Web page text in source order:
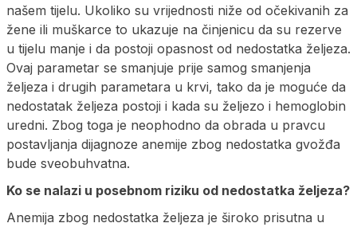
našem tijelu. Ukoliko su vrijednosti niže od očekivanih za
žene ili muškarce to ukazuje na činjenicu da su rezerve
u tijelu manje i da postoji opasnost od nedostatka željeza.
Ovaj parametar se smanjuje prije samog smanjenja
željeza i drugih parametara u krvi, tako da je moguće da
nedostatak željeza postoji i kada su željezo i hemoglobin
uredni. Zbog toga je neophodno da obrada u pravcu
postavljanja dijagnoze anemije zbog nedostatka gvožđa
bude sveobuhvatna.
Ko se nalazi u posebnom riziku od nedostatka željeza?
Anemija zbog nedostatka željeza je široko prisutna u